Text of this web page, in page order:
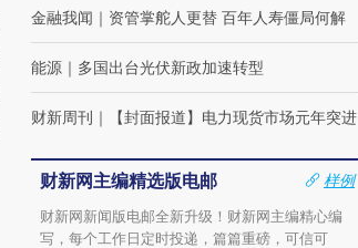
金融我闻 ｜ 资管掌舵人更替 百年人寿僵局何解
能源 ｜ 多国出台光伏新政加速转型
财新周刊 ｜ 【封面报道】电力现货市场元年突进
财新网主编精选版电邮
样例
财新网新闻版电邮全新升级！财新网主编精心编
写，每个工作日定时投递，篇篇重磅，可信可